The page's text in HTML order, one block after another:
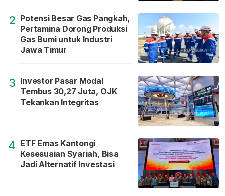
2 Potensi Besar Gas Pangkah,
Pertamina Dorong Produksi
Gas Bumi untuk Industri
Jawa Timur
3 Investor Pasar Modal
Tembus 30,27 Juta, OJK
Tekankan Integritas
4 ETF Emas Kantongi
Kesesuaian Syariah, Bisa
Jadi Alternatif Investasi